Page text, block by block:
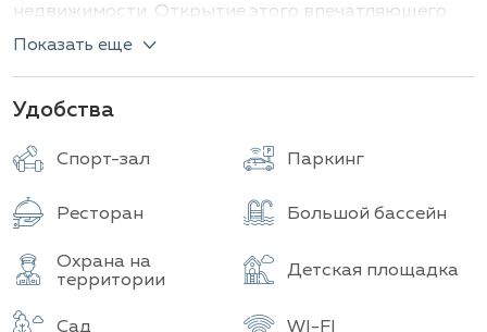
недвижимости. Открытие этого впечатляющего
комплекса запланировано на первый квартал
предлагающее гармоничное сочетание
объектам инфраструктуры.
Комплекс брендированных резиденций под
управлением престижного бренда Hennessy
состоит из девяти 5-этажных зданий,
включающих297 квартир. Архитектурная
Показать еще
Удобства
Спорт-зал Паркинг
Ресторан Большой бассейн
Охрана на
территории
Детская площадка
Сад WI-FI